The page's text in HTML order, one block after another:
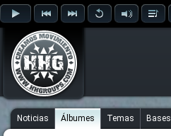
Noticias Álbumes Temas Bases